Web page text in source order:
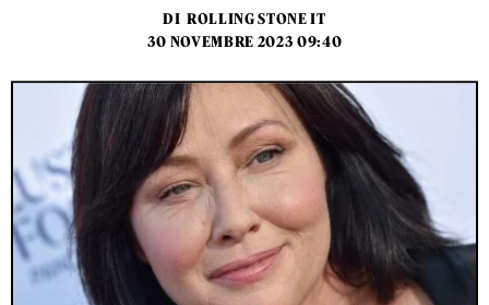
DI ROLLING STONE IT
30 NOVEMBRE 2023 09:40